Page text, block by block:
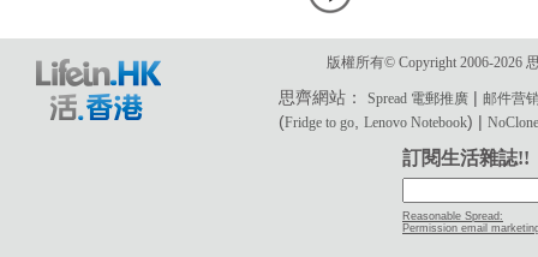
版權所有© Copyright 2006-2026
思齊網站：Spread 電郵推廣 |邮件营
(Fridge to go ,Lenovo Notebook) |